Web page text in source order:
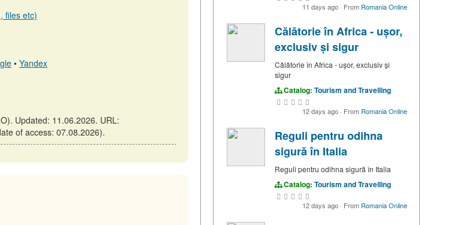
files etc)
• Yandex
Updated: 11.06.2026. URL:
of access: 07.08.2026).
11 days ago · From Romania Online
Călătorie în Africa - ușor,
exclusiv și sigur
Călătorie în Africa - ușor, exclusiv și
sigur
Catalog: Tourism and Travelling
12 days ago · From Romania Online
Reguli pentru odihna
sigură în Italia
Reguli pentru odihna sigură în Italia
Catalog: Tourism and Travelling
12 days ago · From Romania Online